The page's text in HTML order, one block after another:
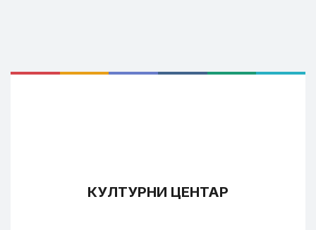
КУЛТУРНИ ЦЕНТАР